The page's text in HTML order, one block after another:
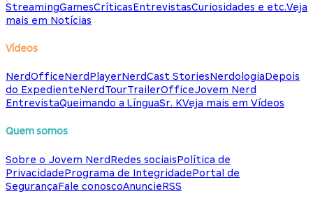
StreamingGamesCríticasEntrevistasCuriosidades e etc.Veja
mais em Notícias
Vídeos
NerdOfficeNerdPlayerNerdCast StoriesNerdologiaDepois
do ExpedienteNerdTourTrailerOfficeJovem Nerd
EntrevistaQueimando a LínguaSr. KVeja mais em Vídeos
Quem somos
Sobre o Jovem NerdRedes sociaisPolítica de
PrivacidadePrograma de IntegridadePortal de
SegurançaFale conoscoAnuncieRSS